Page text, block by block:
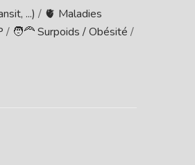
...) / 🫀 Maladies
/ 🧑‍🦰 Surpoids / Obésité /